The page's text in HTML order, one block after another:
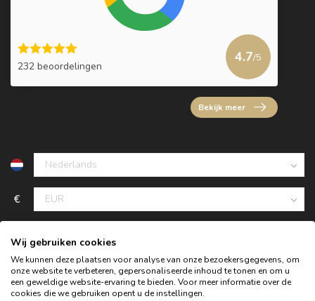
232 beoordelingen
4.7/5
Bekijk meer
€
Wij gebruiken cookies
We kunnen deze plaatsen voor analyse van onze bezoekersgegevens, om
onze website te verbeteren, gepersonaliseerde inhoud te tonen en om u
een geweldige website-ervaring te bieden. Voor meer informatie over de
cookies die we gebruiken opent u de instellingen.